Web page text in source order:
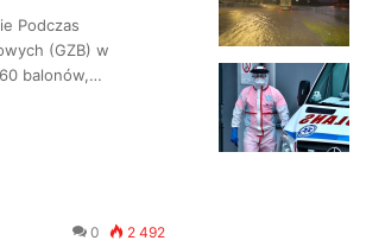
Podczas
(GZB) w
balonów,…
0 2 492